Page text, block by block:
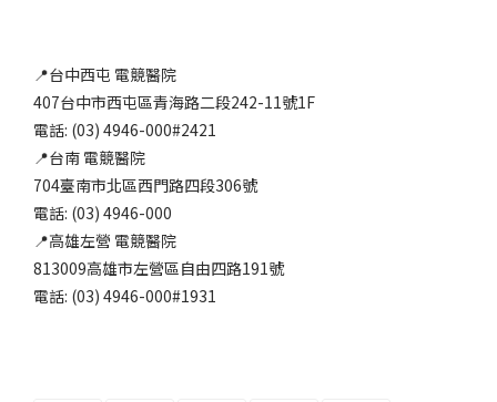
📍台中西屯 電競醫院
407台中市西屯區青海路二段242-11號1F
電話: (03) 4946-000#2421
📍台南 電競醫院
704臺南市北區西門路四段306號
電話: (03) 4946-000
📍高雄左營 電競醫院
813009高雄市左營區自由四路191號
電話: (03) 4946-000#1931